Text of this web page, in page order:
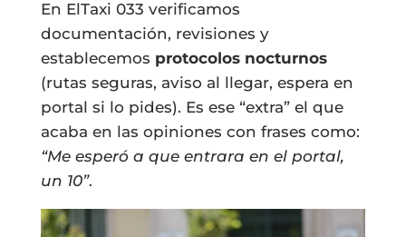
En ElTaxi 033 verificamos
documentación, revisiones y
establecemos protocolos nocturnos
(rutas seguras, aviso al llegar, espera en
portal si lo pides). Es ese “extra” el que
acaba en las opiniones con frases como:
“Me esperó a que entrara en el portal,
un 10”.